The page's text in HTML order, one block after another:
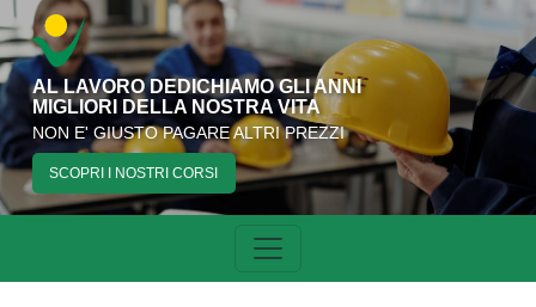
AL LAVORO DEDICHIAMO GLI ANNI
MIGLIORI DELLA NOSTRA VITA
NON E' GIUSTO PAGARE ALTRI PREZZI
SCOPRI I NOSTRI CORSI